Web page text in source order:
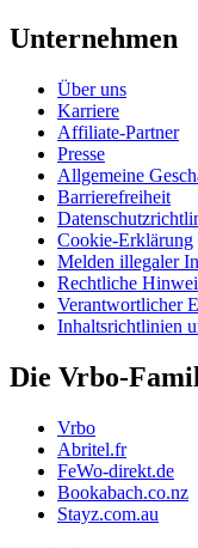
Unternehmen
Über uns
Karriere
Affiliate-Partner
Presse
Allgemeine
Barrierefreiheit
Cookie-Erklärung
Melden illegaler
Rechtliche
Verantwortlicher
Inhaltsrichtlinien
Die Vrbo-
Vrbo
Abritel.fr
FeWo-direkt.de
Bookabach.co.nz
Stayz.com.au